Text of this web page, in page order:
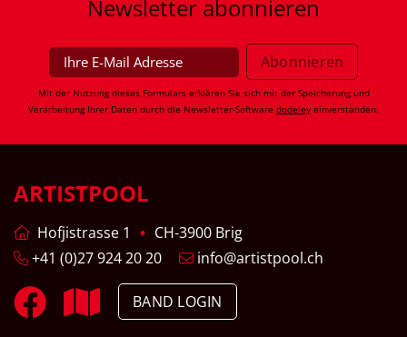
Newsletter abonnieren
Mit der Nutzung dieses Formulars erklären Sie sich mit der Speicherung und
Verarbeitung Ihrer Daten durch die Newsletter-Software dodeley einverstanden.
ARTISTPOOL
Hofjistrasse 1
CH-3900 Brig
+41 (0)27 924 20 20
info@artistpool.ch
BAND LOGIN